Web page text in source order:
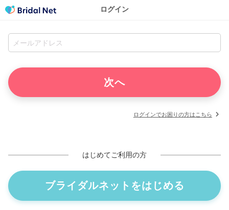
ログイン
ログインでお困りの方はこちら
はじめてご利用の方
ブライダルネットをはじめる